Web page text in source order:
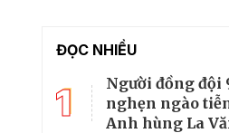
ĐỌC NHIỀU
1
Người đồng đội
nghẹn ngào
Anh hùng La